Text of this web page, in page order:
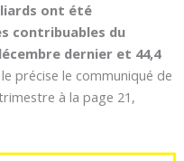
ont été
contribuables du
dernier et 44,4
précise le communiqué de
à la page 21,